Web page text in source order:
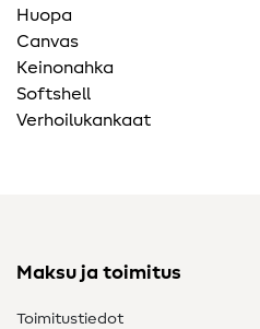
Huopa
Canvas
Keinonahka
Softshell
Verhoilukankaat
Maksu ja toimitus
Toimitustiedot